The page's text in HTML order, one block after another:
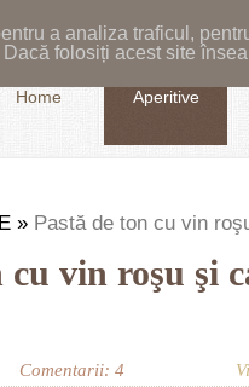
a analiza traficul,
folosiți acest site
Home Aperitive
» Pastă de ton cu vin
cu vin roşu şi
Comentarii: 4